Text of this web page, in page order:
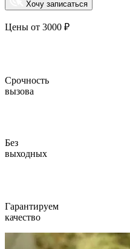
Хочу записаться
Цены от 3000 ₽
Срочность
вызова
Без
выходных
Гарантируем
качество